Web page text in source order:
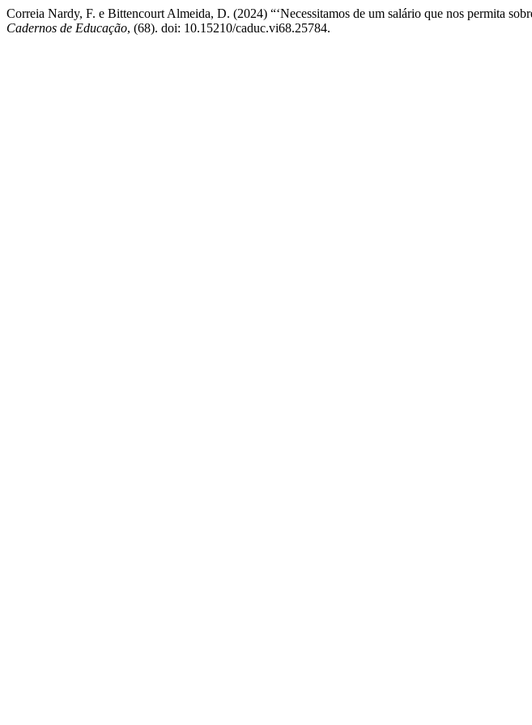
Correia Nardy, F. e Bittencourt Almeida, D. (2024) “‘Necessitamos de um salário que nos permita
Cadernos de Educação, (68). doi: 10.15210/caduc.vi68.25784.